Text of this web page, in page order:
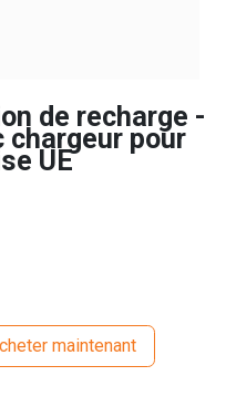
de recharge -
chargeur pour
UE
maintenant